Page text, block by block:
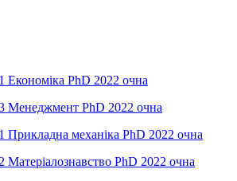
Економіка PhD 2022 очна
Менеджмент PhD 2022 очна
Прикладна механіка PhD 2022 очна
PhD 2022 очна